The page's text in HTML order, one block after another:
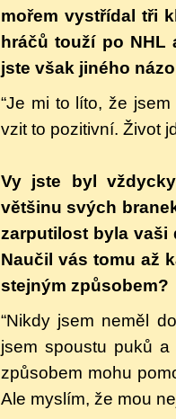
mořem vystřídal tři
hráčů touží po NHL
jste však jiného
“Je mi to líto, že
vzit to pozitivní. Život
Vy jste byl
většinu svých
zarputilost byla vaši
Naučil vás tomu až
stejným způsobem?
“Nikdy jsem neměl
jsem spoustu puků
způsobem mohu
Ale myslím, že mou